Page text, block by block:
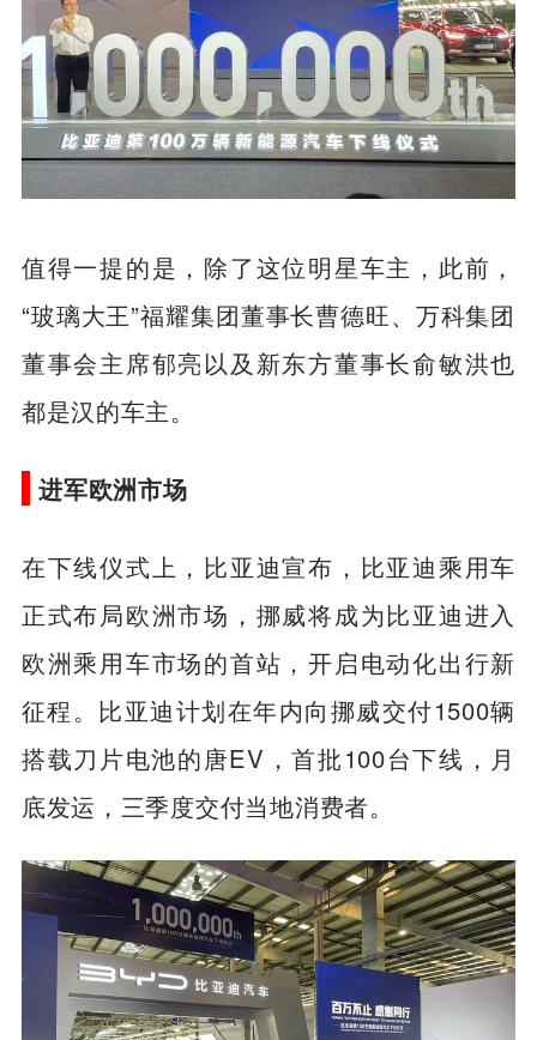
值得一提的是，除了这位明星车主，此前，
“玻璃大王”福耀集团董事长曹德旺、万科集团
董事会主席郁亮以及新东方董事长俞敏洪也
都是汉的车主。
进军欧洲市场
在下线仪式上，比亚迪宣布，比亚迪乘用车
正式布局欧洲市场，挪威将成为比亚迪进入
欧洲乘用车市场的首站，开启电动化出行新
征程。比亚迪计划在年内向挪威交付1500辆
搭载刀片电池的唐EV，首批100台下线，月
底发运，三季度交付当地消费者。